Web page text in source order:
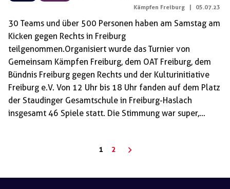
Kämpfen Freiburg
| 05.07.23
️30 Teams und über 500 Personen haben am Samstag am
Kicken gegen Rechts in Freiburg
teilgenommen.Organisiert wurde das Turnier von
Gemeinsam Kämpfen Freiburg, dem OAT Freiburg, dem
Bündnis Freiburg gegen Rechts und der Kulturinitiative
Freiburg e.V. Von 12 Uhr bis 18 Uhr fanden auf dem Platz
der Staudinger Gesamtschule in Freiburg-Haslach
insgesamt 46 Spiele statt. Die Stimmung war super,
wurde gestützt durch politische Redebeiträge und viele
von Corner Sport Freiburg und ein Graffiti-Workshop, bei
Seitennummerierung
Beiträge
1 2